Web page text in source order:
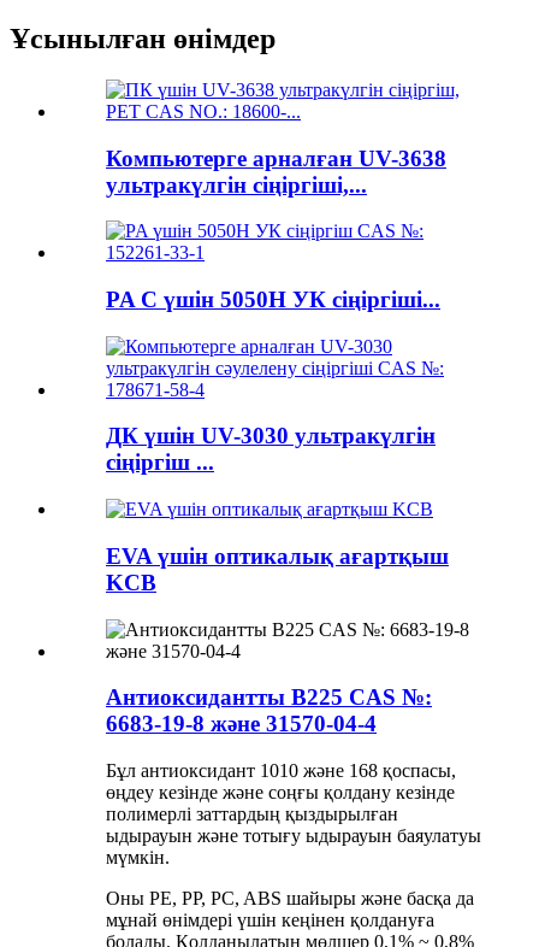
Ұсынылған өнімдер
Компьютерге арналған UV-3638
ультракүлгін сіңіргіші,...
PA C үшін 5050H УК сіңіргіші...
ДК үшін UV-3030 ультракүлгін
сіңіргіш ...
EVA үшін оптикалық ағартқыш
KCB
Антиоксидантты B225 CAS №:
6683-19-8 және 31570-04-4
Бұл антиоксидант 1010 және 168 қоспасы,
өңдеу кезінде және соңғы қолдану кезінде
полимерлі заттардың қыздырылған
ыдырауын және тотығу ыдырауын баяулатуы
мүмкін.
Оны PE, PP, PC, ABS шайыры және басқа да
мұнай өнімдері үшін кеңінен қолдануға
болады. Қолданылатын мөлшер 0,1% ~ 0,8%